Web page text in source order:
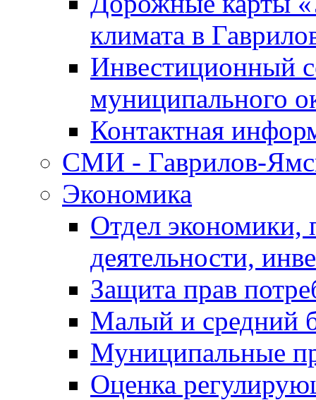
климата в
Инвестиционный
муниципального
Контактная
СМИ - Гаврилов-
Экономика
Отдел экономики,
деятельности,
Защита прав
Малый и средний
Муниципальные
Оценка